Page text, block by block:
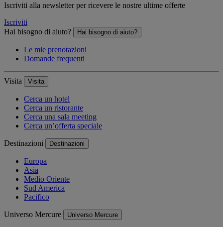
Iscriviti alla newsletter per ricevere le nostre ultime offerte
Iscriviti
Hai bisogno di aiuto?
Hai bisogno di aiuto?
Le mie prenotazioni
Domande frequenti
Visita Visita
Cerca un hotel
Cerca un ristorante
Cerca una sala meeting
Cerca un’offerta speciale
Destinazioni Destinazioni
Europa
Asia
Medio Oriente
Sud America
Pacifico
Universo Mercure Universo Mercure